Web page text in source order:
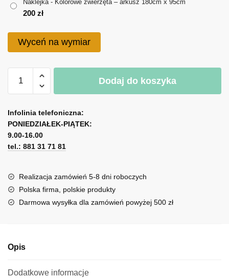
200 zł
Naklejka - Kolorowe zwierzęta – arkusz 180cm x 95cm
200 zł
Wyceń na wymiar
Naklejka
Kolorowe
zwierzęta
Dodaj do koszyka
l
t
e
r
a
t
i
Infolinia telefoniczna:
PONIEDZIAŁEK-PIĄTEK:
9.00-16.00
tel.: 881 31 71 81
Realizacja zamówień 5-8 dni roboczych
Polska firma, polskie produkty
Darmowa wysyłka dla zamówień powyżej 500 zł
Opis
Dodatkowe informacje